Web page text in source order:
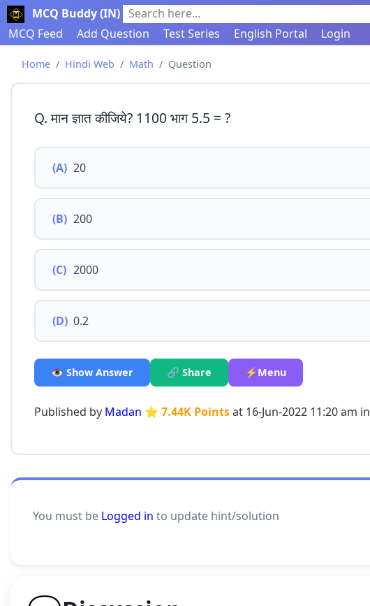
MCQ Buddy (IN) Search here...
MCQ Feed
Add Question Test Series English Portal Login
Home Hindi Web Math Question
Q. मान ज्ञात कीजिये? 1100 भाग 5.5 = ?
(A) 20
(B) 200
(C) 2000
(D) 0.2
👁️ Show Answer 🔗 Share ⚡Menu
Published by Madan ⭐ 7.44K Pointsat 16-Jun-2022 11:20 am in
You must be Logged in to update hint/solution